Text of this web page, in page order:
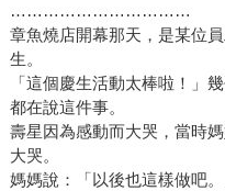
……………………………
章魚燒店開幕那天，是某位
生。
「這個慶生活動太棒啦！」
都在說這件事。
壽星因為感動而大哭，當時
大哭。
媽媽說：「以後也這樣做吧